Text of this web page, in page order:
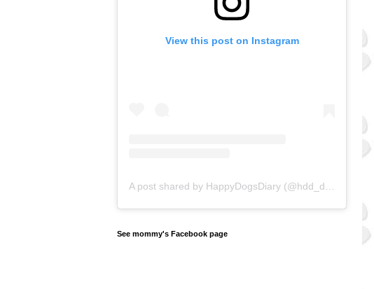
View this post on Instagram
See mommy's Facebook page